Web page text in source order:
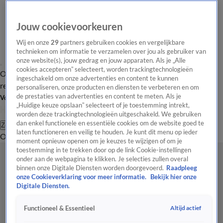
Overzicht Laatste nieuws Regionieuws Het beste van Hart
Tip de
redactie
Volg Hart van Nederland
Zoeken
OverzichtRegioUitzendingenWeerTip de redactiePanelVideo's
Jouw cookievoorkeuren
Wij en onze29 partners gebruiken cookies en vergelijkbare
technieken om informatie te verzamelen over jou als gebruiker van
onze website(s), jouw gedrag en jouw apparaten. Als je „Alle
cookies accepteren” selecteert, worden trackingtechnologieën
ingeschakeld om onze advertenties en content te kunnen
personaliseren, onze producten en diensten te verbeteren en om
de prestaties van advertenties en content te meten. Als je
„Huidige keuze opslaan” selecteert of je toestemming intrekt,
worden deze trackingtechnologieën uitgeschakeld. We gebruiken
dan enkel functionele en essentiële cookies om de website goed te
laten functioneren en veilig te houden. Je kunt dit menu op ieder
moment opnieuw openen om je keuzes te wijzigen of om je
toestemming in te trekken door op de link Cookie-instellingen
onder aan de webpagina te klikken. Je selecties zullen overal
binnen onze Digitale Diensten worden doorgevoerd. Raadpleeg
onze Cookieverklaring voor meer informatie.
Bekijk hier onze
Digitale Diensten.
Functioneel & Essentieel Altijd actief